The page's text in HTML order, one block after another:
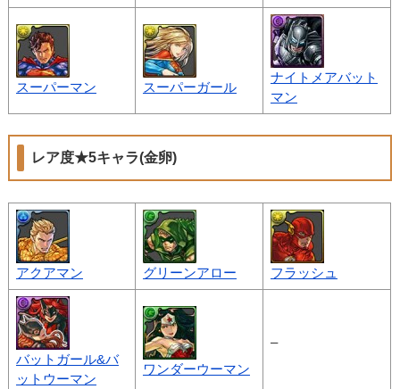
スーパーマン スーパーガール
ナイトメアバット
マン
レア度★5キャラ(金卵)
アクアマン グリーンアロー フラッシュ
バットガール&バ
ットウーマン
ワンダーウーマン
–